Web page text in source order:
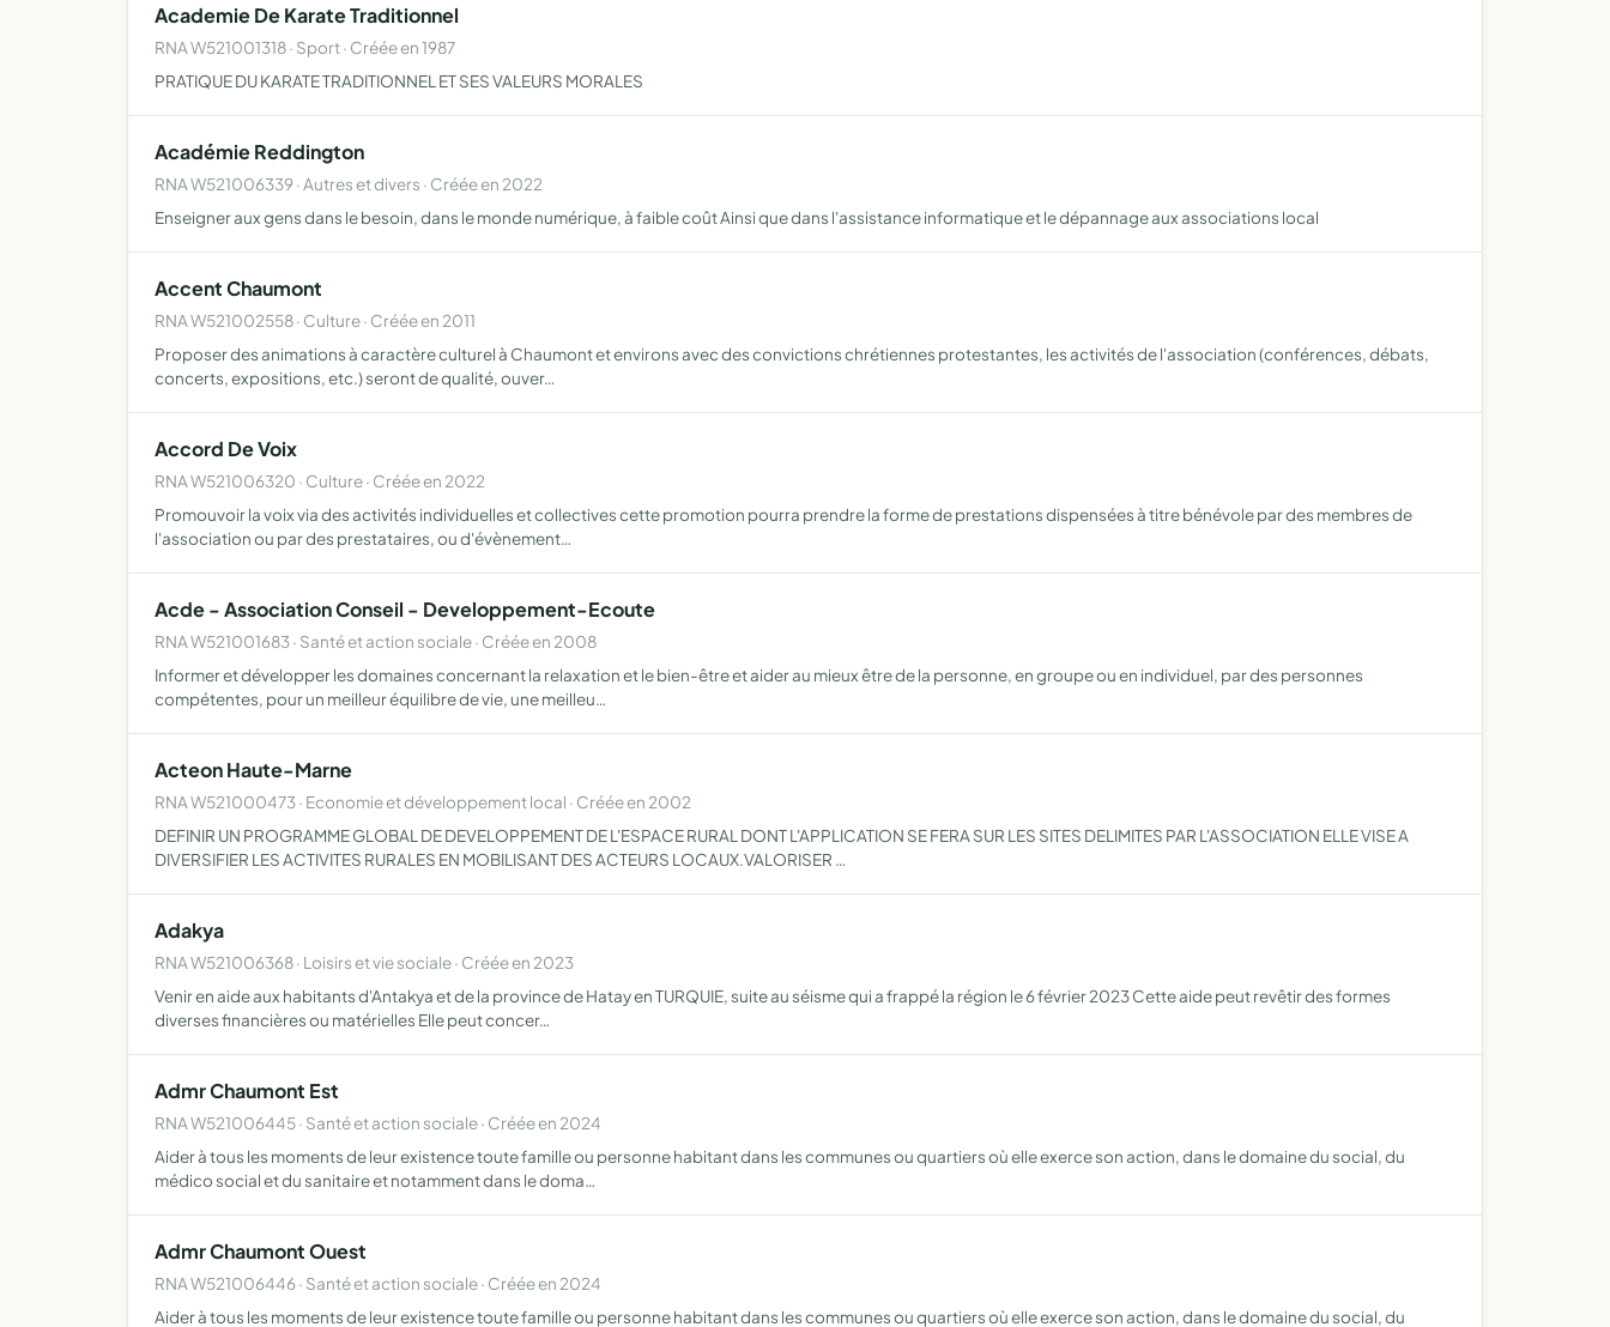
Academie De Karate Traditionnel
RNA W521001318 · Sport · Créée en 1987
PRATIQUE DU KARATE TRADITIONNEL ET SES VALEURS MORALES
Académie Reddington
RNA W521006339 · Autres et divers · Créée en 2022
Enseigner aux gens dans le besoin, dans le monde numérique, à faible coût Ainsi que dans l'assistance informatique et le dépannage aux associations local
Accent Chaumont
RNA W521002558 · Culture · Créée en 2011
Proposer des animations à caractère culturel à Chaumont et environs avec des convictions chrétiennes protestantes, les activités de l'association (conférences, débats,
concerts, expositions, etc.) seront de qualité, ouver…
Accord De Voix
RNA W521006320 · Culture · Créée en 2022
Promouvoir la voix via des activités individuelles et collectives cette promotion pourra prendre la forme de prestations dispensées à titre bénévole par des membres de
l'association ou par des prestataires, ou d'évènement…
Acde - Association Conseil - Developpement-Ecoute
RNA W521001683 · Santé et action sociale · Créée en 2008
Informer et développer les domaines concernant la relaxation et le bien-être et aider au mieux être de la personne, en groupe ou en individuel, par des personnes
compétentes, pour un meilleur équilibre de vie, une meilleu…
Acteon Haute-Marne
RNA W521000473 · Economie et développement local · Créée en 2002
DEFINIR UN PROGRAMME GLOBAL DE DEVELOPPEMENT DE L'ESPACE RURAL DONT L'APPLICATION SE FERA SUR LES SITES DELIMITES PAR L'ASSOCIATION ELLE VISE A
DIVERSIFIER LES ACTIVITES RURALES EN MOBILISANT DES ACTEURS LOCAUX.VALORISER …
Adakya
RNA W521006368 · Loisirs et vie sociale · Créée en 2023
Venir en aide aux habitants d'Antakya et de la province de Hatay en TURQUIE, suite au séisme qui a frappé la région le 6 février 2023 Cette aide peut revêtir des formes
diverses financières ou matérielles Elle peut concer…
Admr Chaumont Est
RNA W521006445 · Santé et action sociale · Créée en 2024
Aider à tous les moments de leur existence toute famille ou personne habitant dans les communes ou quartiers où elle exerce son action, dans le domaine du social, du
médico social et du sanitaire et notamment dans le doma…
Admr Chaumont Ouest
RNA W521006446 · Santé et action sociale · Créée en 2024
Aider à tous les moments de leur existence toute famille ou personne habitant dans les communes ou quartiers où elle exerce son action, dans le domaine du social, du